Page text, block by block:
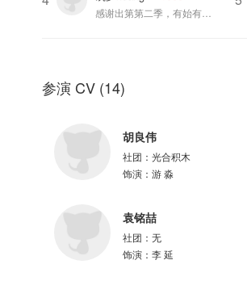
配音导演：露西@露西LUCY姐姐
海报设计:萝卜云子
字幕：@OCIR·字幕组
李治锋：文森@文火炖森蘑
赵 超：马正阳@NAOKI煦
李 延：袁铭喆@铭喆Mz
聂 丹：赵成晨@赵成晨要努力开心呀
参演 CV (14)
胡良伟
社团： 光合积木
饰演： 游 淼
袁铭喆
社团： 无
饰演： 李 延